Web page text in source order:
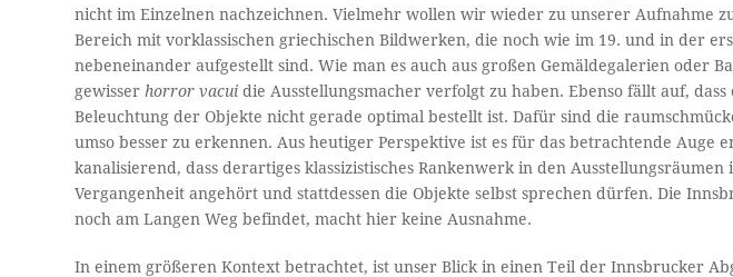
nicht im Einzelnen nachzeichnen. Vielmehr wollen wir wieder zu unserer Aufnahme
Bereich mit vorklassischen griechischen Bildwerken, die noch wie im 19. und in der
nebeneinander aufgestellt sind. Wie man es auch aus großen Gemäldegalerien oder
gewisser horror vacui die Ausstellungsmacher verfolgt zu haben. Ebenso fällt auf,
Beleuchtung der Objekte nicht gerade optimal bestellt ist. Dafür sind die
umso besser zu erkennen. Aus heutiger Perspektive ist es für das betrachtende Auge
kanalisierend, dass derartiges klassizistisches Rankenwerk in den
Vergangenheit angehört und stattdessen die Objekte selbst sprechen dürfen. Die
noch am Langen Weg befindet, macht hier keine Ausnahme.
In einem größeren Kontext betrachtet, ist unser Blick in einen Teil der Innsbrucker